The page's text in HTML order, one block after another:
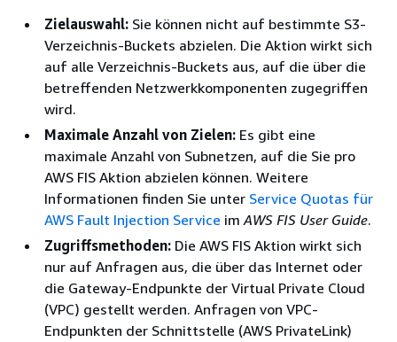
Zielauswahl: Sie können nicht auf bestimmte S3-
Verzeichnis-Buckets abzielen. Die Aktion wirkt sich
auf alle Verzeichnis-Buckets aus, auf die über die
betreffenden Netzwerkkomponenten zugegriffen
wird.
Maximale Anzahl von Zielen: Es gibt eine
maximale Anzahl von Subnetzen, auf die Sie pro
AWS FIS Aktion abzielen können. Weitere
Informationen finden Sie unter Service Quotas für
AWS Fault Injection Service imAWS FIS User Guide.
Zugriffsmethoden: Die AWS FIS Aktion wirkt sich
nur auf Anfragen aus, die über das Internet oder
die Gateway-Endpunkte der Virtual Private Cloud
(VPC) gestellt werden. Anfragen von VPC-
Endpunkten der Schnittstelle (AWS PrivateLink)